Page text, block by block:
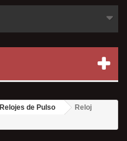
Relojes de Pulso
Reloj